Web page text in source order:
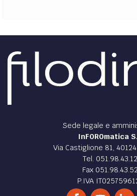
Sede legale e
InFOROmatica
Via Castiglione 81,
Tel.
Fax
P.IVA